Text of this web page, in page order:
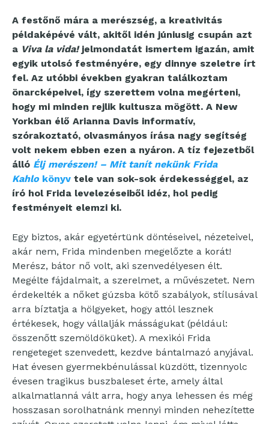
A festőnő mára a merészség, a kreativitás
példaképévé vált, akitől idén júniusig csupán azt
a Viva la vida!jelmondatát ismertem igazán, amit
egyik utolsó festményére, egy dinnye szeletre írt
fel. Az utóbbi években gyakran találkoztam
önarcképeivel, így szerettem volna megérteni,
hogy mi minden rejlik kultusza mögött. A New
Yorkban élő Arianna Davis informatív,
szórakoztató, olvasmányos írása nagy segítség
volt nekem ebben ezen a nyáron. A tíz fejezetből
álló Élj merészen! – Mit tanít nekünk Frida
Kahlokönyv tele van sok-sok érdekességgel, az
író hol Frida levelezéseiből idéz, hol pedig
festményeit elemzi ki.
Egy biztos, akár egyetértünk döntéseivel, nézeteivel,
akár nem, Frida mindenben megelőzte a korát!
Merész, bátor nő volt, aki szenvedélyesen élt.
Megélte fájdalmait, a szerelmet, a művészetet. Nem
érdekelték a nőket gúzsba kötő szabályok, stílusával
arra bíztatja a hölgyeket, hogy attól lesznek
értékesek, hogy vállalják másságukat (például:
összenőtt szemöldöküket). A mexikói Frida
rengeteget szenvedett, kezdve bántalmazó anyjával.
Hat évesen gyermekbénulással küzdött, tizennyolc
évesen tragikus buszbaleset érte, amely által
alkalmatlanná vált arra, hogy anya lehessen és még
hosszasan sorolhatnánk mennyi minden nehezítette